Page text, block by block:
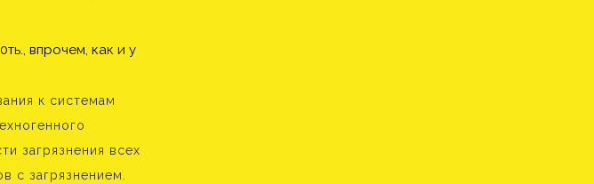
впрочем, как и у
к системам
загрязнения всех
с загрязнением.